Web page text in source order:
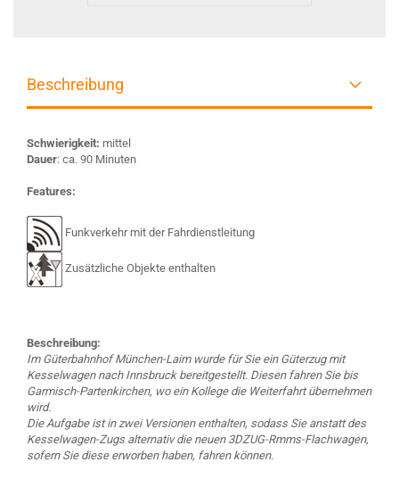
Beschreibung
Schwierigkeit: mittel
Dauer: ca. 90 Minuten
Features:
Funkverkehr mit der Fahrdienstleitung
Zusätzliche Objekte enthalten
Beschreibung:
Im Güterbahnhof München-Laim wurde für Sie ein Güterzug mit
Kesselwagen nach Innsbruck bereitgestellt. Diesen fahren Sie bis
Garmisch-Partenkirchen, wo ein Kollege die Weiterfahrt übernehmen
wird.
Die Aufgabe ist in zwei Versionen enthalten, sodass Sie anstatt des
Kesselwagen-Zugs alternativ die neuen 3DZUG-Rmms-Flachwagen,
sofern Sie diese erworben haben, fahren können.